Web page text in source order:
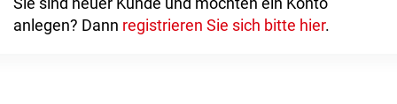
anlegen? Dann registrieren Sie sich bitte hier.